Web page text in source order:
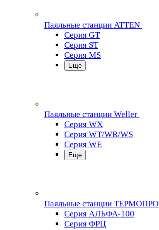
Паяльные станции ATTEN
Серия GT
Серия ST
Серия MS
Еще
Паяльные станции Weller
Серия WX
Серия WT/WR/WS
Серия WE
Еще
Паяльные станции ТЕРМОПРО
Серия АЛЬФА-100
Серия ФРЦ